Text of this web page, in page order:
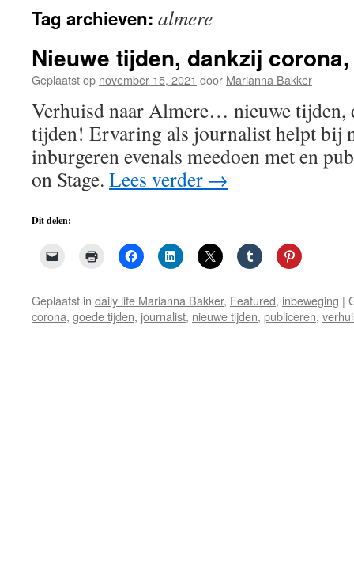
de
inhoud
Tag archieven: almere
Nieuwe tijden, dankzij
Geplaatst op november 15, 2021 door Marianna Bakker
Verhuisd naar Almere… nieuwe tijden,
tijden! Ervaring als journalist helpt bij
inburgeren evenals meedoen met en
on Stage. Lees verder →
Dit delen:
Geplaatst in daily life Marianna Bakker, Featured, inbeweging |
corona, goede tijden, journalist, nieuwe tijden, publiceren,